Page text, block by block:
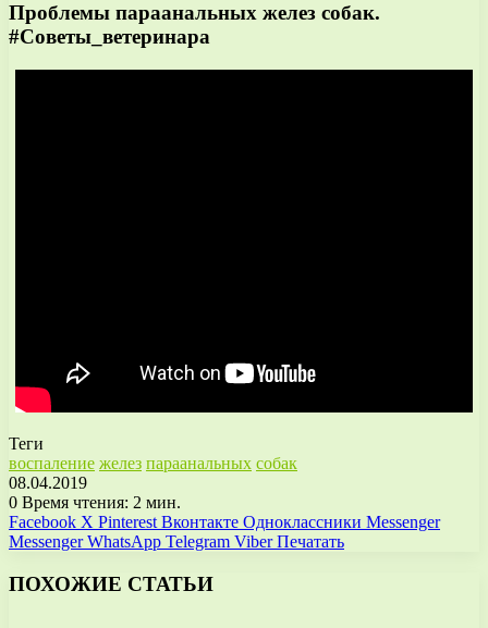
Проблемы параанальных желез собак.
#Советы_ветеринара
Теги
воспаление желез параанальных собак
08.04.2019
0 Время чтения: 2 мин.
Facebook X Pinterest Вконтакте Одноклассники Messenger
Messenger WhatsApp Telegram Viber Печатать
ПОХОЖИЕ СТАТЬИ